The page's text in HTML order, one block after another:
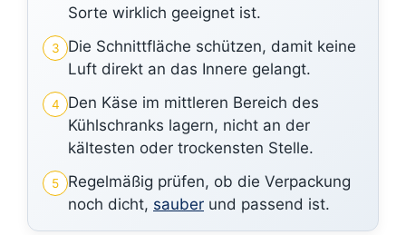
Sorte wirklich geeignet ist.
3
Die Schnittfläche schützen, damit keine
Luft direkt an das Innere gelangt.
4
Den Käse im mittleren Bereich des
Kühlschranks lagern, nicht an der
kältesten oder trockensten Stelle.
5
Regelmäßig prüfen, ob die Verpackung
noch dicht, sauber und passend ist.